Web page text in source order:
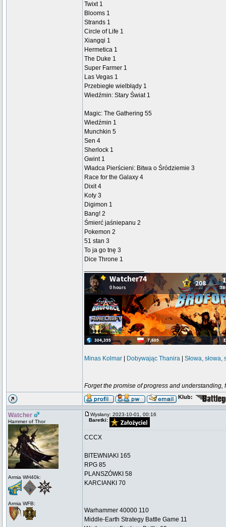
Twixt 1
Blooms 1
Strands 1
Circle of Life 1
Xiangqi 1
Hermetica 1
The Duke 1
Super Farmer 1
Las Vegas 1
Przebiegłe wielbłądy 1
Wiedźmin: Stary Świat 1
Magic: The Gathering 55
Wiedźmin 1
Munchkin 5
Sen 4
Sherlock 1
Gwint 1
Władca Pierścieni: Bitwa o Śródziemie 3
Race for the Galaxy 4
Dixit 4
Koty 3
Digimon 1
Bang! 2
Śmierć jaśniepanu 2
Pokemon 2
51 stan 3
To ja go tnę 3
Dice Throne 1
Minas Kolmar Dobywając Thanira Słowa, słowa,
Forget the promise of progress and
Klub:
Watcher
Hammer of Thor
Armia WH40k:
Armia WFB:
Wysłany: 2023-10-01, 00:16
Baretki:
CCCX
BITEWNIAKI 165
RPG 85
PLANSZÓWKI 58
KARCIANKI 70
Warhammer 40000 110
Middle-Earth Strategy Battle Game 11